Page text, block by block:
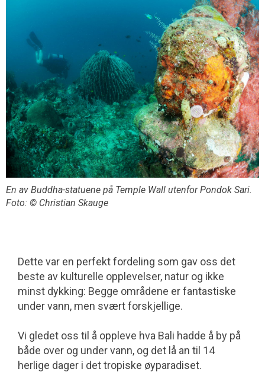
En av Buddha-statuene på Temple Wall utenfor Pondok Sari.
Foto: © Christian Skauge
Dette var en perfekt fordeling som gav oss det
beste av kulturelle opplevelser, natur og ikke
minst dykking: Begge områdene er fantastiske
under vann, men svært forskjellige.
Vi gledet oss til å oppleve hva Bali hadde å by på
både over og under vann, og det lå an til 14
herlige dager i det tropiske øyparadiset.